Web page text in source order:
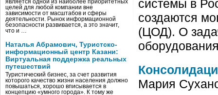
является одной из наиболее приоритетных
целей для любой компании вне
зависимости от масштабов и сферы
деятельности. Рынок информационной
безопасности развивается, а это значит,
что и …
Наталья Абрамович, Туристско-
информационный центр Казани:
Виртуальная поддержка реальных
путешествий
Туристический бизнес, за счет развития
которого качество жизни населения должно
повышаться, хорошо вписывается в
концепцию «умного города». К тому же
системы в
создаются
(ЦОД). О
Мария